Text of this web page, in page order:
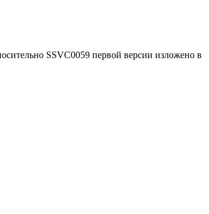
SSVC0059 первой версии изложено в